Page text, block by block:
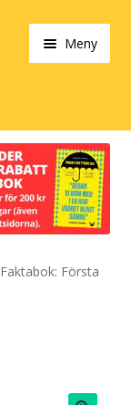
Meny
Faktabok: Första